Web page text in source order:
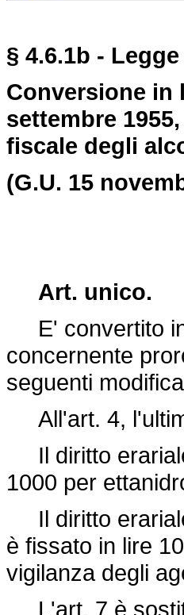
§ 4.6.1b -
Conversione in
settembre
fiscale degli
(G.U. 15
Art. unico.
E' convertito
concernente
seguenti
All'art. 4,
Il diritto
1000 per
Il diritto
è fissato in lire
vigilanza degli
L'art. 7 è